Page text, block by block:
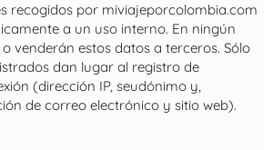
recogidos por miviajeporcolombia.com
a un uso interno. En ningún
venderán estos datos a terceros. Sólo
dan lugar al registro de
(dirección IP, seudónimo y,
de correo electrónico y sitio web).